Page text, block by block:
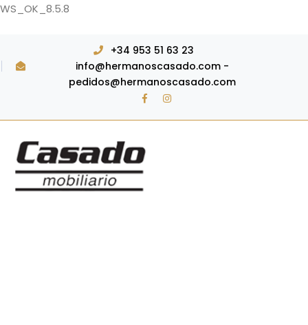
WS_OK_8.5.8
+34 953 51 63 23
info@hermanoscasado.com -
pedidos@hermanoscasado.com
Facebook
Perfil
Instagram
Perfil